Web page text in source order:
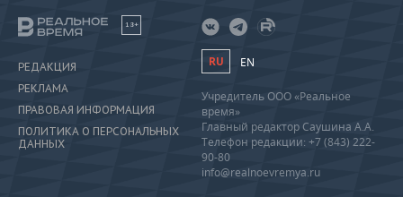
18+
РЕДАКЦИЯ
РЕКЛАМА
ПРАВОВАЯ ИНФОРМАЦИЯ
ПОЛИТИКА О ПЕРСОНАЛЬНЫХ
ДАННЫХ
RU EN
Учредитель ООО «Реальное
время»
Главный редактор Саушина А.А.
Телефон редакции: +7 (843) 222-
90-80
info@realnoevremya.ru